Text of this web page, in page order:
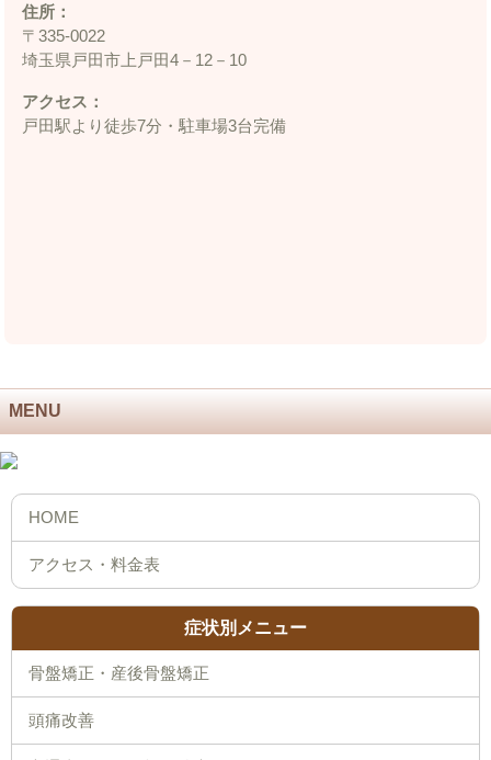
住所：
〒335‐0022
埼玉県戸田市上戸田4－12－10
アクセス：
戸田駅より徒歩7分・駐車場3台完備
MENU
症状別メニュー
骨盤矯正・産後骨盤矯正
頭痛改善